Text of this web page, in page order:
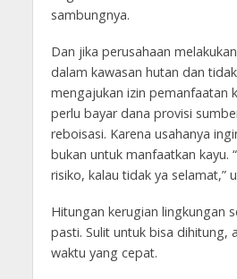
sambungnya.
Dan jika perusahaan
dalam kawasan hutan dan
mengajukan izin pemanfaatan
perlu bayar dana provisi
reboisasi. Karena usahanya
bukan untuk manfaatkan kayu.
risiko, kalau tidak ya selamat,”
Hitungan kerugian lingkungan
pasti. Sulit untuk bisa dihitung,
waktu yang cepat.